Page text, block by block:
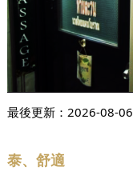
最後更新： 2026-08-06
泰、舒適